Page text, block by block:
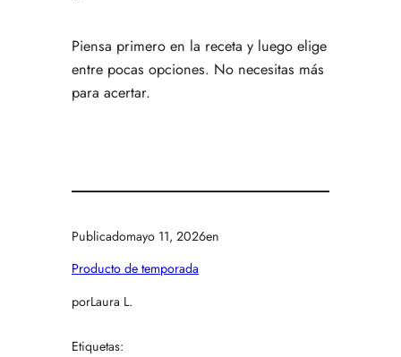
Piensa primero en la receta y luego elige
entre pocas opciones. No necesitas más
para acertar.
Publicadomayo 11, 2026en
Producto de temporada
porLaura L.
Etiquetas: